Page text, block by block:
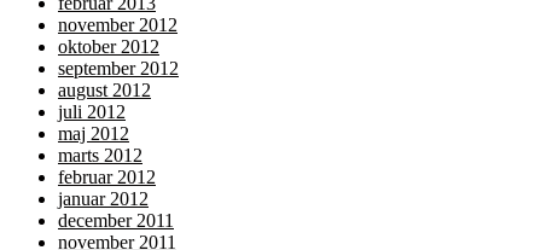
november 2012
oktober 2012
september 2012
august 2012
juli 2012
maj 2012
marts 2012
februar 2012
januar 2012
december 2011
november 2011